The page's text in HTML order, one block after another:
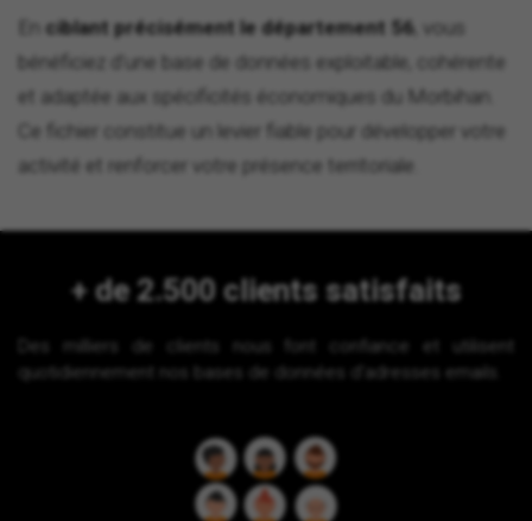
ciblant précisément le département 56 , vous
bénéficiez d'une base de données exploitable, cohérente
et adaptée aux spécificités économiques du Morbihan.
Ce fichier constitue un levier fiable pour développer votre
activité et renforcer votre présence territoriale.
+ de 2.500 clients satisfaits
Des milliers de clients nous font confiance et utilisent
quotidiennement nos bases de données d'adresses emails.